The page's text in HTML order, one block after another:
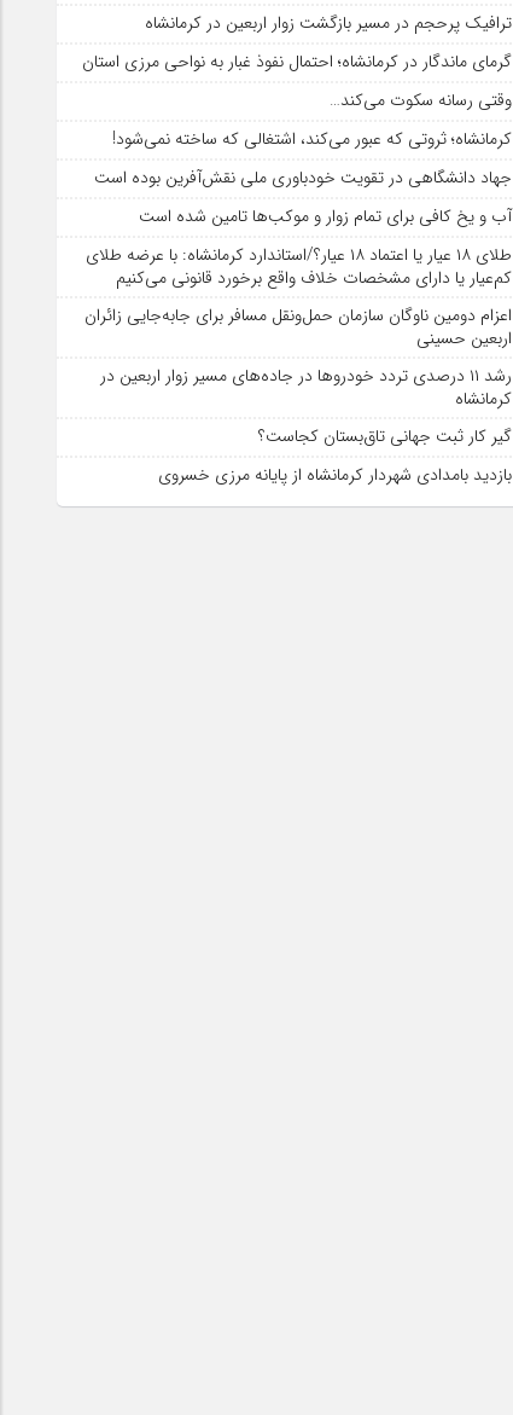
ترافیک پرحجم در مسیر بازگشت زوار اربعین در کرمانشاه
گرمای ماندگار در کرمانشاه؛ احتمال نفوذ غبار به نواحی مرزی استان
وقتی رسانه سکوت می‌کند…
کرمانشاه؛ ثروتی که عبور می‌کند، اشتغالی که ساخته نمی‌شود!
جهاد دانشگاهی در تقویت خودباوری ملی نقش‌آفرین بوده است
آب و یخ کافی برای تمام زوار و موکب‌ها تامین شده است
طلای ۱۸ عیار یا اعتماد ۱۸ عیار؟/استاندارد کرمانشاه: با عرضه طلای
کم‌عیار یا دارای مشخصات خلاف واقع برخورد قانونی می‌کنیم
اعزام دومین ناوگان سازمان حمل‌ونقل مسافر برای جابه‌جایی زائران
اربعین حسینی
رشد ۱۱ درصدی تردد خودروها در جاده‌های مسیر زوار اربعین در
کرمانشاه
گیر کار ثبت جهانی تاق‌بستان کجاست؟
بازدید بامدادی شهردار کرمانشاه از پایانه مرزی خسروی